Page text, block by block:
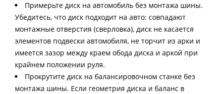
Примерьте диск на автомобиль без монтажа шины.
Убедитесь, что диск подходит на авто: совпадают
монтажные отверстия (сверловка), диск не касается
элементов подвески автомобиля, не торчит из арки и
имеется зазор между краем обода диска и аркой при
крайнем положении руля.
Прокрутите диск на балансировочном станке без
монтажа шины. Если геометрия диска и баланс в